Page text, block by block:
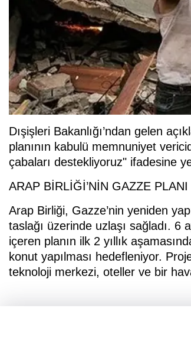
Dışişleri Bakanlığı’ndan gelen
planının kabulü memnuniyet
çabaları destekliyoruz" ifadesine
ARAP BİRLİĞİ’NİN GAZZE PLANI
Arap Birliği, Gazze’nin yeniden
taslağı üzerinde uzlaşı sağladı. 6
içeren planın ilk 2 yıllık
konut yapılması hedefleniyor.
teknoloji merkezi, oteller ve bir